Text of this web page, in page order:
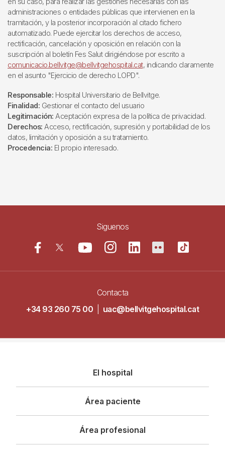
administraciones o entidades públicas que intervienen en la
tramitación, y la posterior incorporación al citado fichero
automatizado. Puede ejercitar los derechos de acceso,
rectificación, cancelación y oposición en relación con la
suscripción al boletín Fes Salut dirigiéndose por escrito a
comunicacio.bellvitge@bellvitgehospital.cat, indicando claramente
en el asunto "Ejercicio de derecho LOPD".
Responsable: Hospital Universitario de Bellvitge.
Finalidad: Gestionar el contacto del usuario
Legitimación: Aceptación expresa de la política de privacidad.
Derechos: Acceso, rectificación, supresión y portabilidad de los
datos, limitación y oposición a su tratamiento.
Procedencia: El propio interesado.
Siguenos
Contacta
+34 93 260 75 00
uac@bellvitgehospital.cat
principal
El hospital
Área paciente
Área profesional